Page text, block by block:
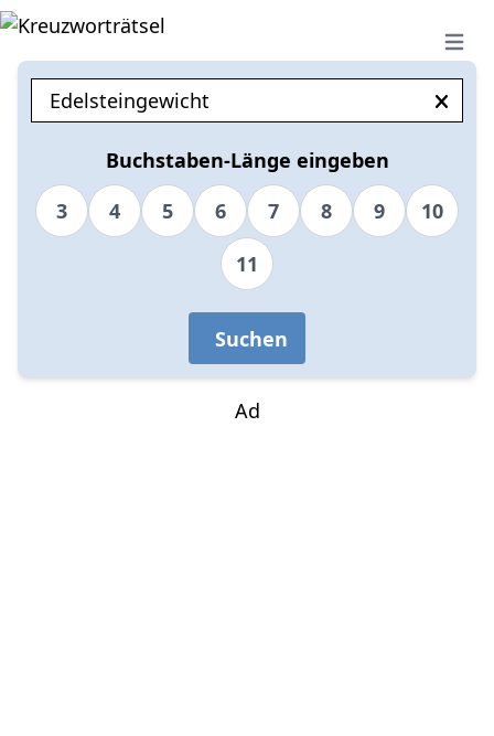
Open
Buchstaben-Länge eingeben
3
4 5 6 7 8 9
10
11
Suchen
Ad